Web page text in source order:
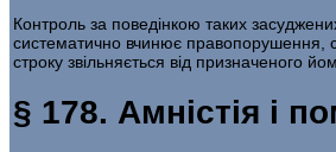
Контроль за поведінкою таких
систематично вчинює правопорушення,
строку звільняється від при­значеного
§ 178. Амністія і